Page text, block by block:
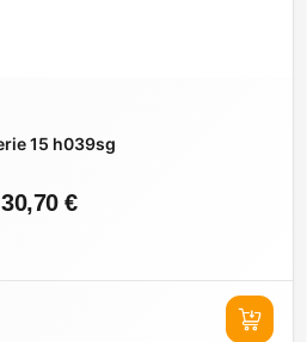
Batterie 15 h039sg
30,70 €